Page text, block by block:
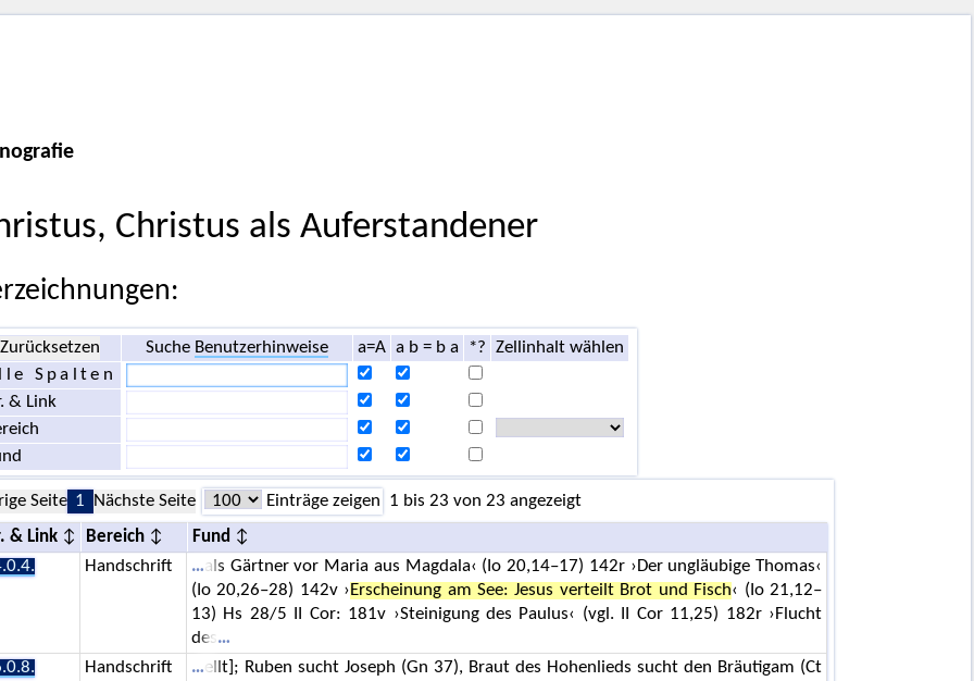
Christus als Auferstandener
Zurücksetzen Suche Benutzerhinweise a=A a b = b a *?
Zellinhalt wählen
Spalten
& Link
Seite 1 Nächste Seite Einträge zeigen 1 bis 23 von 23 angezeigt
& Link Bereich
Fund
Handschrift
als Gärtner vor Maria aus Magdala‹ (Io 20,14–17) 142r ›Der ungläubige Thomas‹
(Io 20,26–28) 142v ›Erscheinung am See: Jesus verteilt Brot und Fisch‹ (Io 21,12–
13) Hs 28/5 II Cor: 181v ›Steinigung des Paulus‹ (vgl. II Cor 11,25) 182r ›Flucht
des
Handschrift
ellt]; Ruben sucht Joseph (Gn 37), Braut des Hohenlieds sucht den Bräutigam (Ct